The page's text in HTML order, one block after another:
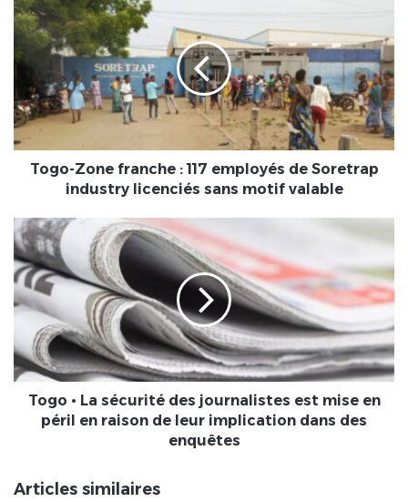
Zone
franche
employés
de
Soretrap
industry
licenciés
valable
Togo-Zone franche : 117 employés de Soretrap
industry licenciés sans motif valable
Togo
•
La
sécurité
des
journalistes
mise
en
péril
implication
Togo • La sécurité des journalistes est mise en
péril en raison de leur implication dans des
enquêtes
Articles similaires